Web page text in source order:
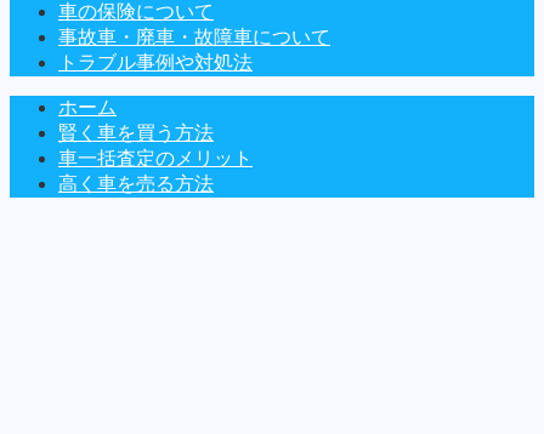
車の保険について
事故車・廃車・故障車について
トラブル事例や対処法
ホーム
賢く車を買う方法
車一括査定のメリット
高く車を売る方法